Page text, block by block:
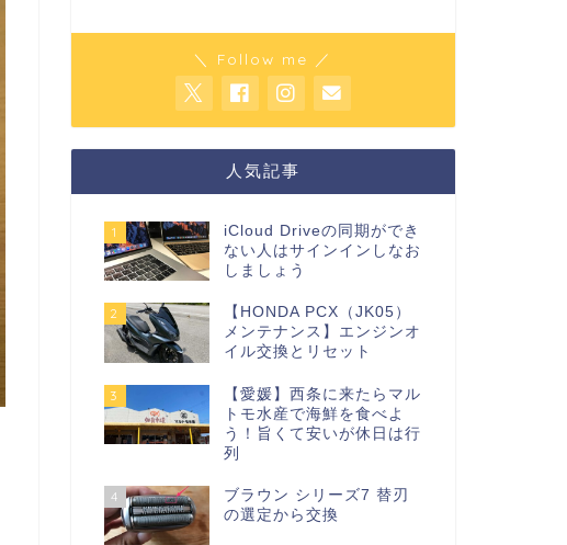
＼ Follow me ／
人気記事
1
iCloud Driveの同期ができ
ない人はサインインしなお
しましょう
2
【HONDA PCX（JK05）
メンテナンス】エンジンオ
イル交換とリセット
3
【愛媛】西条に来たらマル
トモ水産で海鮮を食べよ
う！旨くて安いが休日は行
列
4
ブラウン シリーズ7 替刃
の選定から交換